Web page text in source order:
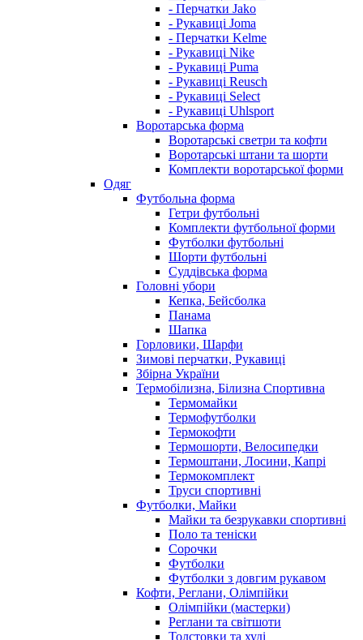
- Перчатки Jako
- Рукавиці Joma
- Перчатки Kelme
- Рукавиці Nike
- Рукавиці Puma
- Рукавиці Reusch
- Рукавиці Select
- Рукавиці Uhlsport
Воротарська форма
Воротарські светри та кофти
Воротарські штани та шорти
Комплекти воротарської форми
Одяг
Футбольна форма
Гетри футбольні
Комплекти футбольної форми
Футболки футбольні
Шорти футбольні
Суддівська форма
Головні убори
Кепка, Бейсболка
Панама
Шапка
Горловики, Шарфи
Зимові перчатки, Рукавиці
Збірна України
Термобілизна, Білизна Спортивна
Термомайки
Термофутболки
Термокофти
Термошорти, Велосипедки
Термоштани, Лосини, Капрі
Термокомплект
Труси спортивні
Футболки, Майки
Майки та безрукавки спортивні
Поло та теніски
Сорочки
Футболки
Футболки з довгим рукавом
Кофти, Реглани, Олімпійки
Олімпійки (мастерки)
Реглани та світшоти
Толстовки та худі